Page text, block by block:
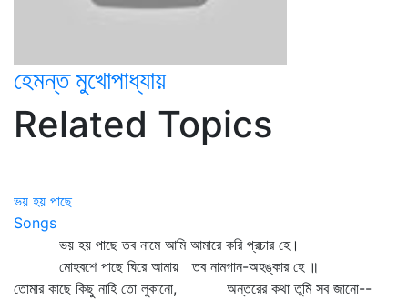
হেমন্ত মুখোপাধ্যায়
Related Topics
ভয় হয় পাছে
Songs
ভয় হয় পাছে তব নামে আমি আমারে করি প্রচার হে।
মোহবশে পাছে ঘিরে আমায় তব নামগান-অহঙ্কার হে ॥
তোমার কাছে কিছু নাহি তো লুকানো, অন্তরের কথা তুমি সব জানো--